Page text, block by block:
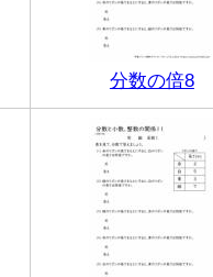
分数の倍8